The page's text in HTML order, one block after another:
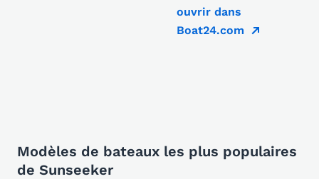
ouvrir dans
Boat24.com
Modèles de bateaux les plus populaires
de Sunseeker